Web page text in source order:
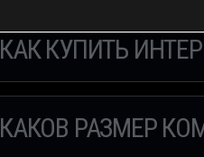
КАК КУПИТЬ
КАКОВ РАЗМЕР